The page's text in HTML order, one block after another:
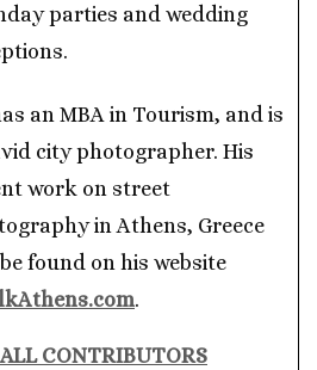
parties and wedding
an MBA in Tourism, and is
city photographer. His
work on street
in Athens, Greece
found on his website
.
ALL CONTRIBUTORS